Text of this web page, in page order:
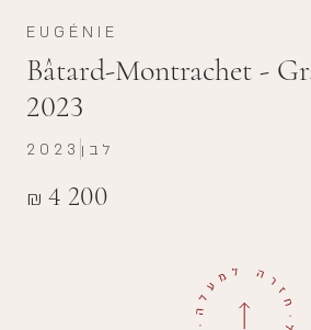
EUGÉNIE
Bâtard-Montrachet -
2023
₪ 4 200
2023 לבן